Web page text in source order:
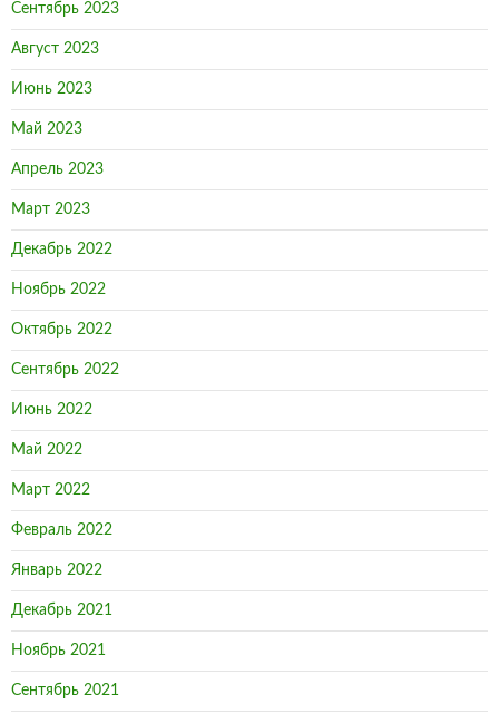
Сентябрь 2023
Август 2023
Июнь 2023
Май 2023
Апрель 2023
Март 2023
Декабрь 2022
Ноябрь 2022
Октябрь 2022
Сентябрь 2022
Июнь 2022
Май 2022
Март 2022
Февраль 2022
Январь 2022
Декабрь 2021
Ноябрь 2021
Сентябрь 2021